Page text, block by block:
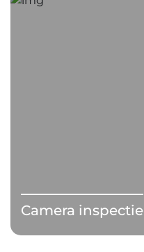
Camera inspectie